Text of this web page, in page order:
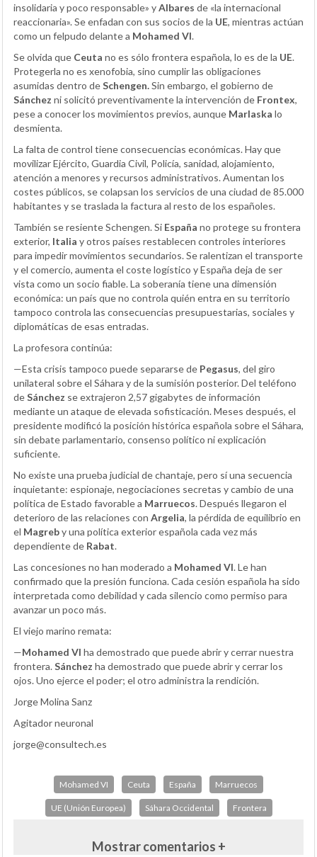
insolidaria y poco responsable» yAlbares de «la internacional
reaccionaria». Se enfadan con sus socios de la UE, mientras actúan
como un felpudo delante a Mohamed VI.
Se olvida que Ceuta no es sólo frontera española, lo es de la UE.
Protegerla no es xenofobia, sino cumplir las obligaciones
asumidas dentro deSchengen.Sin embargo, el gobierno de
Sánchez ni solicitó preventivamente la intervención de Frontex,
pese a conocer los movimientos previos, aunque Marlaska lo
desmienta.
La falta de control tiene consecuencias económicas. Hay que
movilizar Ejército, Guardia Civil, Policía, sanidad, alojamiento,
atención a menores y recursos administrativos. Aumentan los
costes públicos, se colapsan los servicios de una ciudad de 85.000
habitantes y se traslada la factura al resto de los españoles.
También se resiente Schengen. Si España no protege su frontera
exterior, Italia y otros países restablecen controles interiores
para impedir movimientos secundarios. Se ralentizan el transporte
y el comercio, aumenta el coste logístico y España deja de ser
vista como un socio fiable. La soberanía tiene una dimensión
económica: un país que no controla quién entra en su territorio
tampoco controla las consecuencias presupuestarias, sociales y
diplomáticas de esas entradas.
La profesora continúa:
—Esta crisis tampoco puede separarse de Pegasus, del giro
unilateral sobre el Sáhara y de la sumisión posterior. Del teléfono
deSánchez se extrajeron 2,57 gigabytes de información
mediante un ataque de elevada sofisticación. Meses después, el
presidente modificó la posición histórica española sobre el Sáhara,
sin debate parlamentario, consenso político ni explicación
suficiente.
No existe una prueba judicial de chantaje, pero sí una secuencia
inquietante: espionaje, negociaciones secretas y cambio de una
política de Estado favorable a Marruecos. Después llegaron el
deterioro de las relaciones con Argelia, la pérdida de equilibrio en
el Magreby una política exterior española cada vez más
dependiente de Rabat.
Las concesiones no han moderado a Mohamed VI. Le han
confirmado que la presión funciona. Cada cesión española ha sido
interpretada como debilidad y cada silencio como permiso para
avanzar un poco más.
El viejo marino remata:
—Mohamed VI ha demostrado que puede abrir y cerrar nuestra
frontera.Sánchez ha demostrado que puede abrir y cerrar los
ojos. Uno ejerce el poder; el otro administra la rendición.
Jorge Molina Sanz
Agitador neuronal
jorge@consultech.es
Mohamed VI Ceuta España Marruecos
UE (Unión Europea) Sáhara Occidental Frontera
Mostrar comentarios +